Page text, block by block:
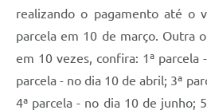
realizando o pagamento até o
parcela em 10 de março. Outra
em 10 vezes, confira: 1ª parcela
parcela - no dia 10 de abril; 3ª
4ª parcela - no dia 10 de junho;